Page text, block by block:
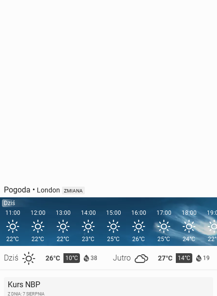
Pogoda • London ZMIANA
Dziś
11:00
22°C
Dziś 26°C 10°C 38 Jutro 27°C 14°C 19
12:00
22°C
13:00
22°C
14:00
23°C
15:00
25°C
16:00
26°C
17:00
25°C
18:00
24°C
Kurs NBP
Z DNIA: 7 SIERPNIA